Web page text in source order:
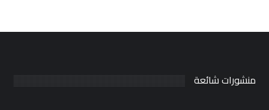
منشورات شائعة